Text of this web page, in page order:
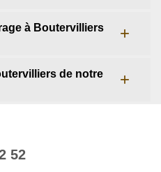
à Boutervilliers
de notre
52